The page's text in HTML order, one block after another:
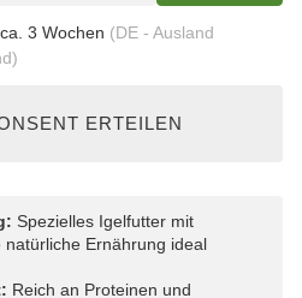
ca. 3 Wochen (DE - Ausland
ERTEILEN
Spezielles Igelfutter mit
Ernährung ideal
Reich an Proteinen und